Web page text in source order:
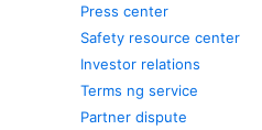
Press center
Safety resource center
Investor relations
Terms ng service
Partner dispute